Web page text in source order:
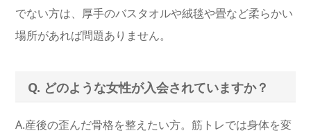
でない方は、厚手のバスタオルや絨毯や畳など柔らかい
場所があれば問題ありません。
Q. どのような女性が入会されていますか？
A.産後の歪んだ骨格を整えたい方。筋トレでは身体を変